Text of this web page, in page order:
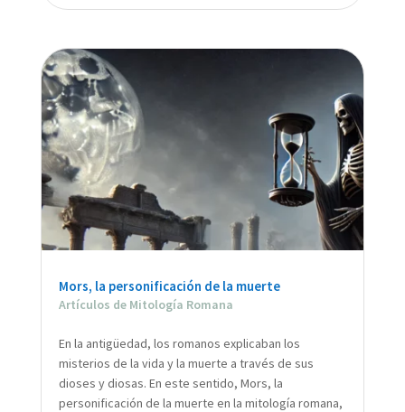
Mors, la personificación de la muerte
Artículos de Mitología Romana
En la antigüedad, los romanos explicaban los
misterios de la vida y la muerte a través de sus
dioses y diosas. En este sentido, Mors, la
personificación de la muerte en la mitología romana,